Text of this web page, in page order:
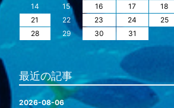
14
15 16 17 18
21
22 23 24 25
28
29 30 31
最近の記事
2026-08-06